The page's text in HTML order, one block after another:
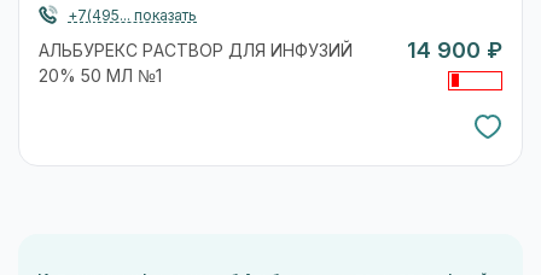
+7(495... показать
АЛЬБУРЕКС РАСТВОР ДЛЯ ИНФУЗИЙ
20% 50 МЛ №1
14 900 ₽